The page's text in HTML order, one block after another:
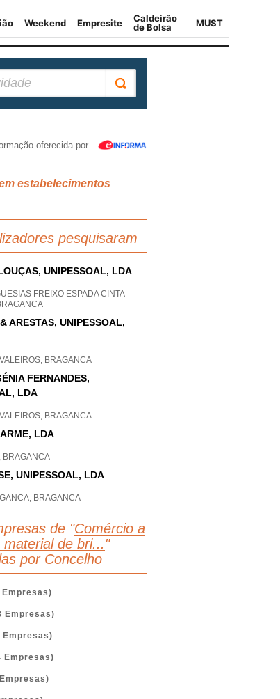
oferecida por
estabelecimentos
pesquisaram
UNIPESSOAL, LDA
FREIXO ESPADA CINTA
ARESTAS, UNIPESSOAL,
BRAGANCA
FERNANDES,
LDA
BRAGANCA
LDA
BRAGANCA
UNIPESSOAL, LDA
BRAGANCA
de "Comércio a
de bri... "
por Concelho
Empresas)
Empresas)
Empresas)
Empresas)